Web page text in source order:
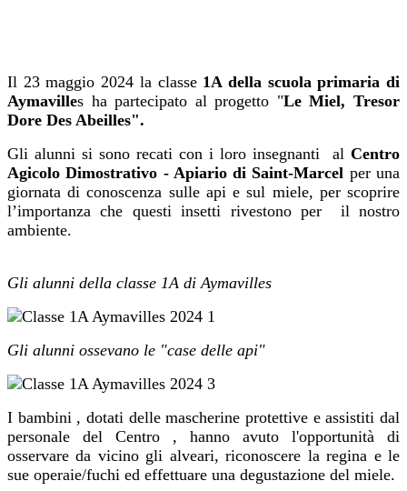
Il 23 maggio 2024 la classe 1A della scuola primaria di
Aymavilles ha partecipato al progetto "Le Miel, Tresor
Dore Des Abeilles".
Gli alunni si sono recati con i loro insegnanti al Centro
Agicolo Dimostrativo - Apiario di Saint-Marcel per una
giornata di conoscenza sulle api e sul miele, per scoprire
l’importanza che questi insetti rivestono per il nostro
ambiente.
Gli alunni della classe 1A di Aymavilles
Gli alunni ossevano le "case delle api"
I bambini , dotati delle mascherine protettive e assistiti dal
personale del Centro , hanno avuto l'opportunità di
osservare da vicino gli alveari, riconoscere la regina e le
sue operaie/fuchi ed effettuare una degustazione del miele.